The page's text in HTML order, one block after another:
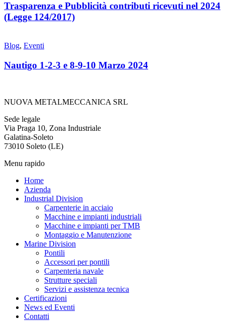
Trasparenza e Pubblicità contributi ricevuti nel 2024
(Legge 124/2017)
Blog, Eventi
Nautigo 1-2-3 e 8-9-10 Marzo 2024
NUOVA METALMECCANICA SRL
Sede legale
Via Praga 10, Zona Industriale
Galatina-Soleto
73010 Soleto (LE)
Menu rapido
Home
Azienda
Industrial Division
Carpenterie in acciaio
Macchine e impianti industriali
Macchine e impianti per TMB
Montaggio e Manutenzione
Marine Division
Pontili
Accessori per pontili
Carpenteria navale
Strutture speciali
Servizi e assistenza tecnica
Certificazioni
News ed Eventi
Contatti